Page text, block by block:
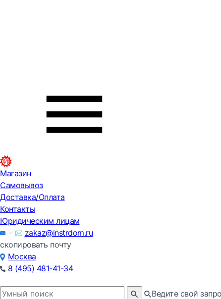
Магазин
Самовывоз
Доставка/Оплата
Контакты
Юридическим лицам
zakaz@instrdom.ru
скопировать почту
Москва
8 (495) 481-41-34
Ведите свой